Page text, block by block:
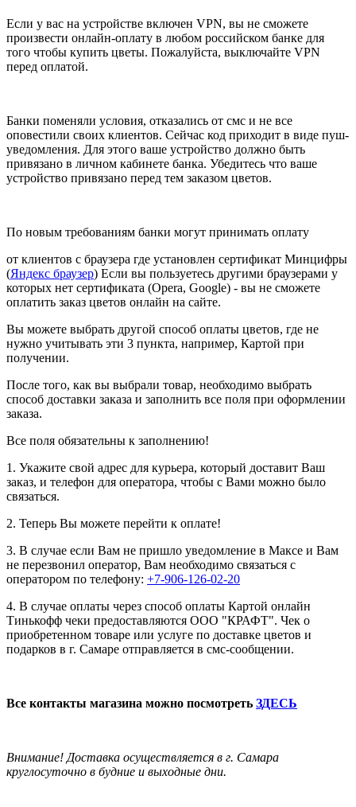
Если у вас на устройстве включен VPN, вы не сможете
произвести онлайн-оплату в любом российском банке для
того чтобы купить цветы. Пожалуйста, выключайте VPN
перед оплатой.
Банки поменяли условия, отказались от смс и не все
оповестили своих клиентов. Сейчас код приходит в виде пуш-
уведомления. Для этого ваше устройство должно быть
привязано в личном кабинете банка. Убедитесь что ваше
устройство привязано перед тем заказом цветов.
По новым требованиям банки могут принимать оплату
от клиентов с браузера где установлен сертификат Минцифры
(Яндекс браузер) Если вы пользуетесь другими браузерами у
которых нет сертификата (Opera, Google) - вы не сможете
оплатить заказ цветов онлайн на сайте.
Вы можете выбрать другой способ оплаты цветов, где не
нужно учитывать эти 3 пункта, например, Картой при
получении.
После того, как вы выбрали товар, необходимо выбрать
способ доставки заказа и заполнить все поля при оформлении
заказа.
Все поля обязательны к заполнению!
1. Укажите свой адрес для курьера, который доставит Ваш
заказ, и телефон для оператора, чтобы с Вами можно было
связаться.
2. Теперь Вы можете перейти к оплате!
3. В случае если Вам не пришло уведомление в Максе и Вам
не перезвонил оператор, Вам необходимо связаться с
оператором по телефону: +7-906-126-02-20
4. В случае оплаты через способ оплаты Картой онлайн
Тинькофф чеки предоставляются ООО "КРАФТ". Чек о
приобретенном товаре или услуге по доставке цветов и
подарков в г. Самаре отправляется в смс-сообщении.
Все контакты магазина можно посмотреть ЗДЕСЬ
Внимание! Доставка осуществляется в г. Самара
круглосуточно в будние и выходные дни.